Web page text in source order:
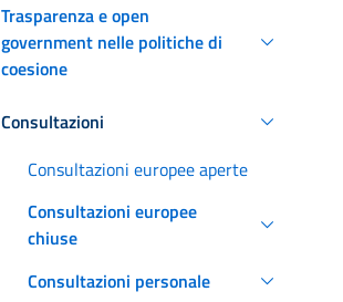
Trasparenza e open
government nelle politiche di
coesione
Consultazioni
Consultazioni europee aperte
Consultazioni europee
chiuse
Consultazioni personale